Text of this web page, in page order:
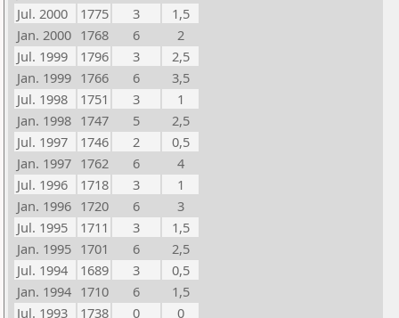
Jul. 2000
1775 3
1,5
Jan. 2000 1768 6
2
Jul. 1999
1796 3
2,5
Jan. 1999 1766 6
3,5
Jul. 1998
1751 3
1
Jan. 1998 1747 5
2,5
Jul. 1997
1746 2
0,5
Jan. 1997 1762 6
4
Jul. 1996
1718 3
1
Jan. 1996 1720 6
3
Jul. 1995
1711 3
1,5
Jan. 1995 1701 6
2,5
Jul. 1994
1689 3
0,5
Jan. 1994 1710 6
1,5
Jul. 1993
1738 0
0